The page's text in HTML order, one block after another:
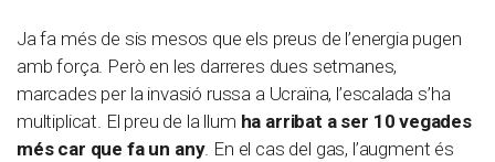
Ja fa més de sis mesos que els preus de l’energia pugen
amb força. Però en les darreres dues setmanes,
marcades per la invasió russa a Ucraïna, l’escalada s’ha
multiplicat. El preu de la llum ha arribat a ser 10 vegades
més car que fa un any. En el cas del gas, l’augment és